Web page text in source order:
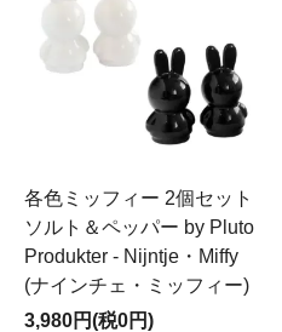
各色ミッフィー 2個セット
ソルト＆ペッパー by Pluto
Produkter - Nijntje・Miffy
(ナインチェ・ミッフィー)
3,980円(税0円)